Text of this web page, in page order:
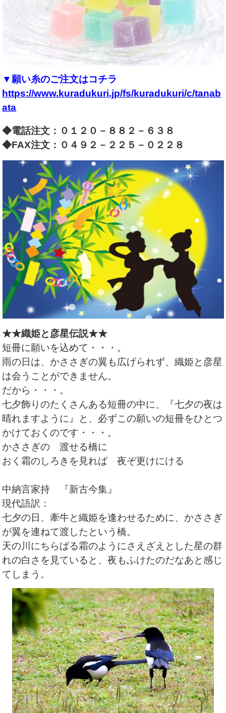
▼願い糸のご注文はコチラ
https://www.kuradukuri.jp/fs/kuradukuri/c/tanab
ata
◆電話注文：０１２０－８８２－６３８
◆FAX注文：０４９２－２２５－０２２８
★★織姫と彦星伝説★★
短冊に願いを込めて・・・。
雨の日は、かささぎの翼も広げられず、織姫と彦星
は会うことができません。
だから・・・。
七夕飾りのたくさんある短冊の中に、『七夕の夜は
晴れますように』と、必ずこの願いの短冊をひとつ
かけておくのです・・・。
かささぎの 渡せる橋に
おく霜のしろきを見れば 夜ぞ更けにける
中納言家持 『新古今集』
現代語訳：
七夕の日、牽牛と織姫を逢わせるために、かささぎ
が翼を連ねて渡したという橋。
天の川にちらばる霜のようにさえざえとした星の群
れの白さを見ていると、夜もふけたのだなあと感じ
てしまう。